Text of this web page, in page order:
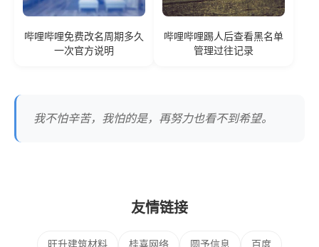
哔哩哔哩免费改名周期多久
一次官方说明
哔哩哔哩踢人后查看黑名单
管理过往记录
我不怕辛苦，我怕的是，再努力也看不到希望。
友情链接
旺升建筑材料 桂喜网络 圆予信息 百度